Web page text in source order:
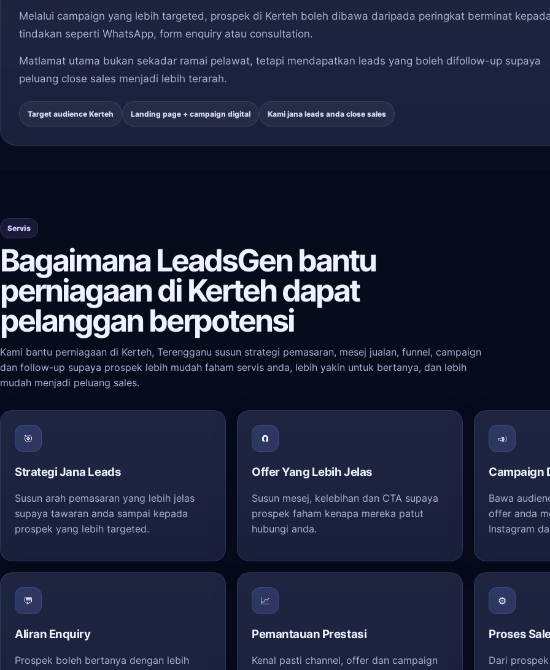
Melalui campaign yang lebih targeted, prospek di Kerteh boleh dibawa daripada peringkat berminat
tindakan seperti WhatsApp, form enquiry atau consultation.
Matlamat utama bukan sekadar ramai pelawat, tetapi mendapatkan leads yang boleh difollow-up supaya
peluang close sales menjadi lebih terarah.
Target audience Kerteh Landing page + campaign digital Kami jana leads anda close sales
Servis
Bagaimana LeadsGen bantu
perniagaan di Kerteh dapat
pelanggan berpotensi
Kami bantu perniagaan di Kerteh, Terengganu susun strategi pemasaran, mesej jualan, funnel, campaign
dan follow-up supaya prospek lebih mudah faham servis anda, lebih yakin untuk bertanya, dan lebih
mudah menjadi peluang sales.
🎯
Strategi Jana Leads
Susun arah pemasaran yang lebih jelas
supaya tawaran anda sampai kepada
prospek yang lebih targeted.
🧲
Offer Yang Lebih Jelas
Susun mesej, kelebihan dan CTA supaya
prospek faham kenapa mereka patut
hubungi anda.
📣
Campaign
Bawa
offer anda
Instagram
💬
Aliran Enquiry
Prospek boleh bertanya dengan lebih
📈
Pemantauan Prestasi
Kenal pasti channel, offer dan campaign
⚙️
Proses
Dari